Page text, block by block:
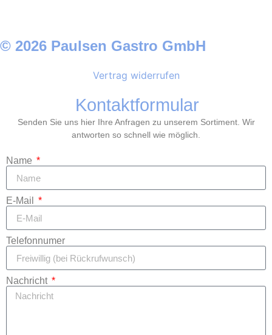
© 2026 Paulsen Gastro GmbH
Vertrag widerrufen
Kontaktformular
Senden Sie uns hier Ihre Anfragen zu unserem Sortiment. Wir
antworten so schnell wie möglich.
Name
E-Mail
Telefonnumer
Nachricht